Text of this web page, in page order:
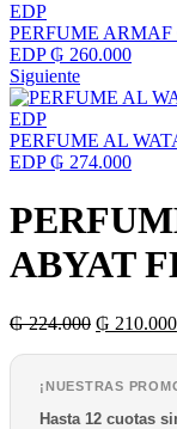
PERFUME
EDP ₲ 260.000
Siguiente
PERFUME AL
EDP ₲ 274.000
ABYAT
₲224.000 El
era:
₲ 224.000.
₲ 210.000
¡NUESTRAS
Hasta 12 cuotas